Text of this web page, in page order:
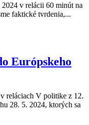
v relácii 60 minút na
faktické tvrdenia,...
Európskeho
reláciach V politike z 12.
28. 5. 2024, ktorých sa